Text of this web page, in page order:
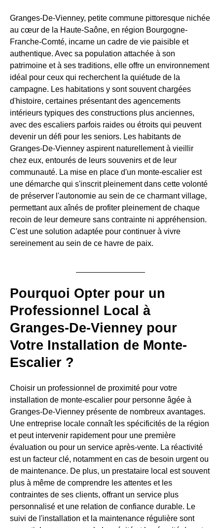
Granges-De-Vienney, petite commune pittoresque nichée
au cœur de la Haute-Saône, en région Bourgogne-
Franche-Comté, incarne un cadre de vie paisible et
authentique. Avec sa population attachée à son
patrimoine et à ses traditions, elle offre un environnement
idéal pour ceux qui recherchent la quiétude de la
campagne. Les habitations y sont souvent chargées
d'histoire, certaines présentant des agencements
intérieurs typiques des constructions plus anciennes,
avec des escaliers parfois raides ou étroits qui peuvent
devenir un défi pour les seniors. Les habitants de
Granges-De-Vienney aspirent naturellement à vieillir
chez eux, entourés de leurs souvenirs et de leur
communauté. La mise en place d'un monte-escalier est
une démarche qui s'inscrit pleinement dans cette volonté
de préserver l'autonomie au sein de ce charmant village,
permettant aux aînés de profiter pleinement de chaque
recoin de leur demeure sans contrainte ni appréhension.
C'est une solution adaptée pour continuer à vivre
sereinement au sein de ce havre de paix.
Pourquoi Opter pour un
Professionnel Local à
Granges-De-Vienney pour
Votre Installation de Monte-
Escalier ?
Choisir un professionnel de proximité pour votre
installation de monte-escalier pour personne âgée à
Granges-De-Vienney présente de nombreux avantages.
Une entreprise locale connaît les spécificités de la région
et peut intervenir rapidement pour une première
évaluation ou pour un service après-vente. La réactivité
est un facteur clé, notamment en cas de besoin urgent ou
de maintenance. De plus, un prestataire local est souvent
plus à même de comprendre les attentes et les
contraintes de ses clients, offrant un service plus
personnalisé et une relation de confiance durable. Le
suivi de l'installation et la maintenance régulière sont